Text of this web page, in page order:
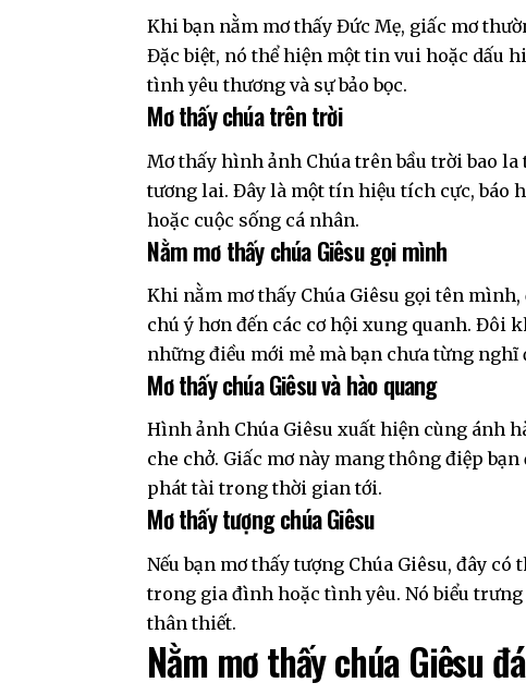
Khi bạn nằm mơ thấy Đức Mẹ, giấc mơ
Đặc biệt, nó thể hiện một tin vui hoặc dấu
tình yêu thương và sự bảo bọc.
Mơ thấy chúa trên trời
Mơ thấy hình ảnh Chúa trên bầu trời bao
tương lai. Đây là một tín hiệu tích cực, báo
hoặc cuộc sống cá nhân.
Nằm mơ thấy chúa Giêsu gọi mình
Khi nằm mơ thấy Chúa Giêsu gọi tên
chú ý hơn đến các cơ hội xung quanh. Đôi
những điều mới mẻ mà bạn chưa từng nghĩ
Mơ thấy chúa Giêsu và hào quang
Hình ảnh Chúa Giêsu xuất hiện cùng ánh
che chở. Giấc mơ này mang thông điệp
phát tài trong thời gian tới.
Mơ thấy tượng chúa Giêsu
Nếu bạn mơ thấy tượng Chúa Giêsu, đây
trong gia đình hoặc tình yêu. Nó biểu
thân thiết.
Nằm mơ thấy chúa Giêsu